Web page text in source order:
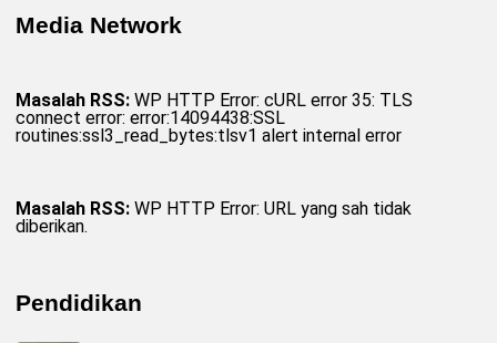
Media Network
Masalah RSS: WP HTTP Error: cURL error 35: TLS
connect error: error:14094438:SSL
routines:ssl3_read_bytes:tlsv1 alert internal error
Masalah RSS: WP HTTP Error: URL yang sah tidak
diberikan.
Pendidikan